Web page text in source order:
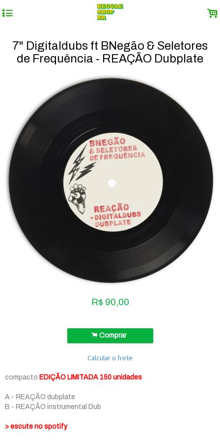
4 .
7" Digitaldubs ft BNegão & Seletores
de Frequência - REAÇÃO Dubplate
R$ 90,00
.Comprar
Calcular o frete
compacto EDIÇÃO LIMITADA 150 unidades
A - REAÇÃO dubplate
B - REAÇÃO instrumental Dub
> escute no spotify